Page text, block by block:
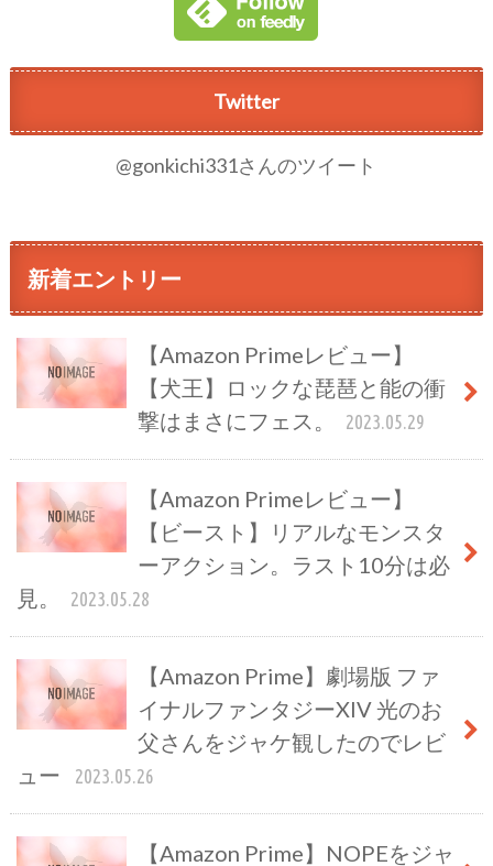
Twitter
@gonkichi331さんのツイート
新着エントリー
【Amazon Primeレビュー】
【犬王】ロックな琵琶と能の衝
撃はまさにフェス。
2023.05.29
【Amazon Primeレビュー】
【ビースト】リアルなモンスタ
ーアクション。ラスト10分は必
見。
2023.05.28
【Amazon Prime】劇場版 ファ
イナルファンタジーXIV 光のお
父さんをジャケ観したのでレビ
ュー
2023.05.26
【Amazon Prime】NOPEをジャ